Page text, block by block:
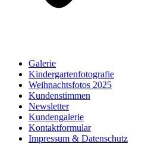
Galerie
Kindergartenfotografie
Weihnachtsfotos 2025
Kundenstimmen
Newsletter
Kundengalerie
Kontaktformular
Impressum & Datenschutz